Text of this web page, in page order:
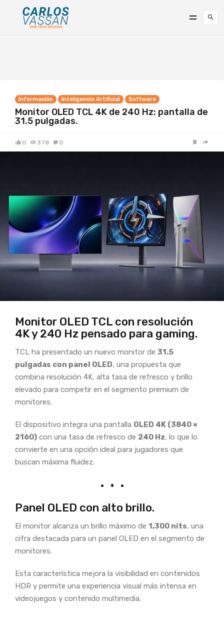
Información Inteligencia Artificial Software
Monitor OLED TCL 4K de 240 Hz: pantalla de
31.5 pulgadas.
0 378 0
Monitor OLED TCL con resolución
4K y 240 Hz pensado para gaming.
TCL ha presentado un nuevo monitor de 31.5
pulgadas con panel OLED, una propuesta que
combina resolución 4K, alta tasa de refresco y brillo
elevado para competir en el segmento premium de
monitores.
El dispositivo integra una pantalla OLED 4K (3840 ×
2160) con una tasa de refresco de 240 Hz, lo que lo
convierte en una opción ideal para jugadores que
buscan máxima fluidez.
Panel OLED con alto brillo.
El monitor alcanza un brillo máximo de 1,300 nits, una
cifra destacada para un panel OLED en el segmento de
monitores.
Esta característica mejora la visibilidad en contenidos
HDR y permite una experiencia visual más intensa en
videojuegos y contenido multimedia.